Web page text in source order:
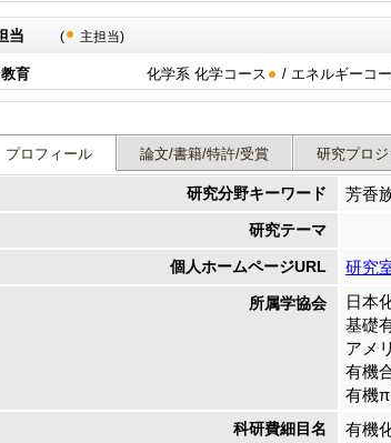
( 主担当)
教育 化学系 化学コース / エネルギーコ
プロフィール 論文/書籍/特許/受賞 研究プロジ
研究分野キーワード 芳香
研究テーマ
個人ホームページURL 研究
所属学協会
日本
基礎
アメ
有機
有機
科研費細目名 有機